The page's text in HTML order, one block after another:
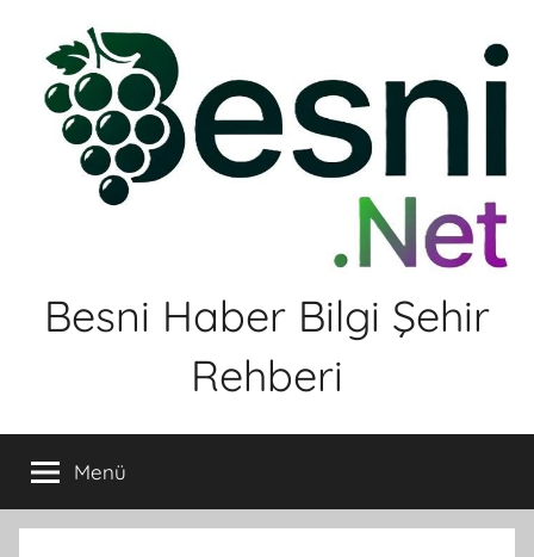
Besni Haber Bilgi Şehir
Rehberi
Menü